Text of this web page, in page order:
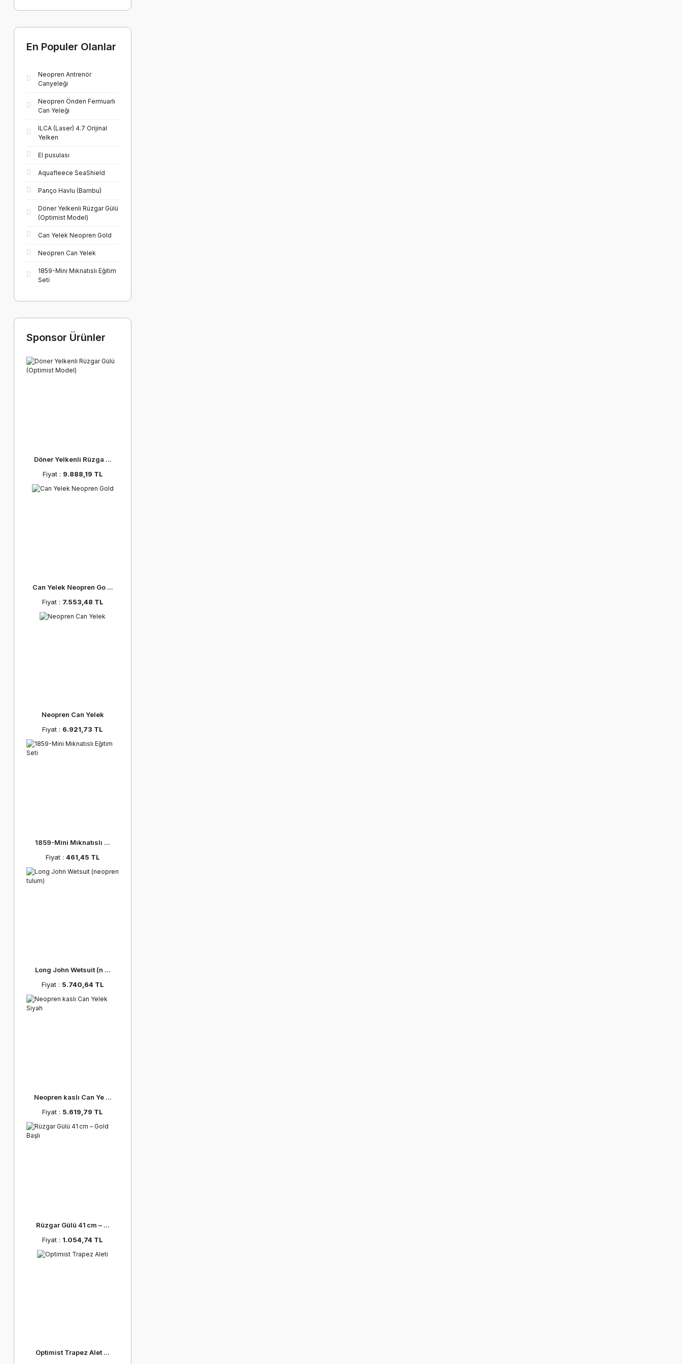
En Populer Olanlar
Neopren Antrenör
Canyeleği
Neopren Önden Fermuarlı
Can Yeleği
ILCA (Laser) 4.7 Orijinal
Yelken
El pusulası
Aquafleece SeaShield
Panço Havlu (Bambu)
Döner Yelkenli Rüzgar Gülü
(Optimist Model)
Can Yelek Neopren Gold
Neopren Can Yelek
1859-Mini Mıknatıslı Eğitim
Seti
Sponsor Ürünler
Döner Yelkenli Rüzga ...
Fiyat : 9.888,19 TL
Can Yelek Neopren Go ...
Fiyat : 7.553,48 TL
Neopren Can Yelek
Fiyat : 6.921,73 TL
1859-Mini Mıknatıslı ...
Fiyat : 461,45 TL
Long John Wetsuit (n ...
Fiyat : 5.740,64 TL
Neopren kaslı Can Ye ...
Fiyat : 5.619,79 TL
Rüzgar Gülü 41 cm – ...
Fiyat : 1.054,74 TL
Optimist Trapez Alet ...